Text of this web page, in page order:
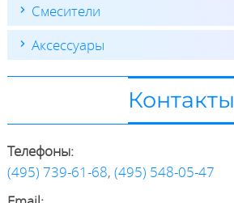
Смесители
Аксессуары
Контакты
Телефоны:
(495) 739-61-68, (495) 548-05-47